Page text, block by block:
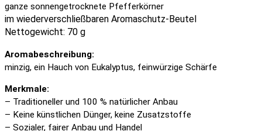
ganze sonnengetrocknete Pfefferkörner
im wiederverschließbaren Aromaschutz-Beutel
Nettogewicht: 70 g
Aromabeschreibung:
minzig, ein Hauch von Eukalyptus, feinwürzige Schärfe
Merkmale:
– Traditioneller und 100 % natürlicher Anbau
– Keine künstlichen Dünger, keine Zusatzstoffe
– Sozialer, fairer Anbau und Handel